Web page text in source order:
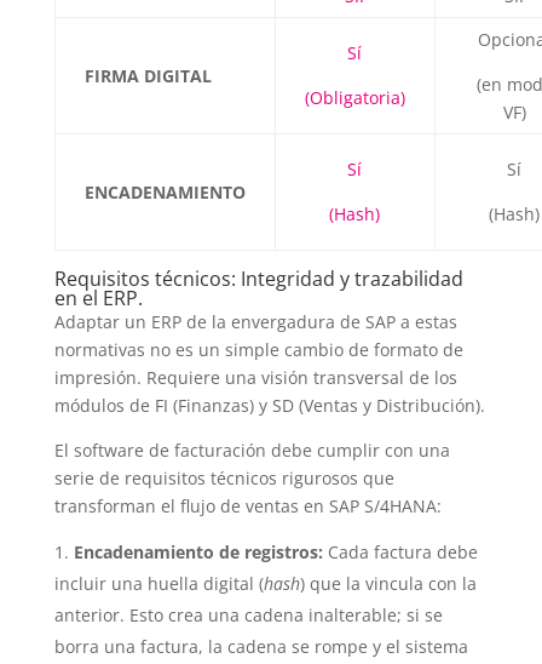
FIRMA DIGITAL
Sí
(Obligatoria)
(en
VF)
ENCADENAMIENTO
Sí
(Hash)
Sí
(Hash)
Requisitos técnicos: Integridad y trazabilidad
en el ERP.
Adaptar un ERP de la envergadura de SAP a estas
normativas no es un simple cambio de formato de
impresión. Requiere una visión transversal de los
módulos de FI (Finanzas) y SD (Ventas y Distribución).
El software de facturación debe cumplir con una
serie de requisitos técnicos rigurosos que
transforman el flujo de ventas en SAP S/4HANA:
Encadenamiento de registros: Cada factura debe
incluir una huella digital (hash) que la vincula con la
anterior. Esto crea una cadena inalterable; si se
borra una factura, la cadena se rompe y el sistema